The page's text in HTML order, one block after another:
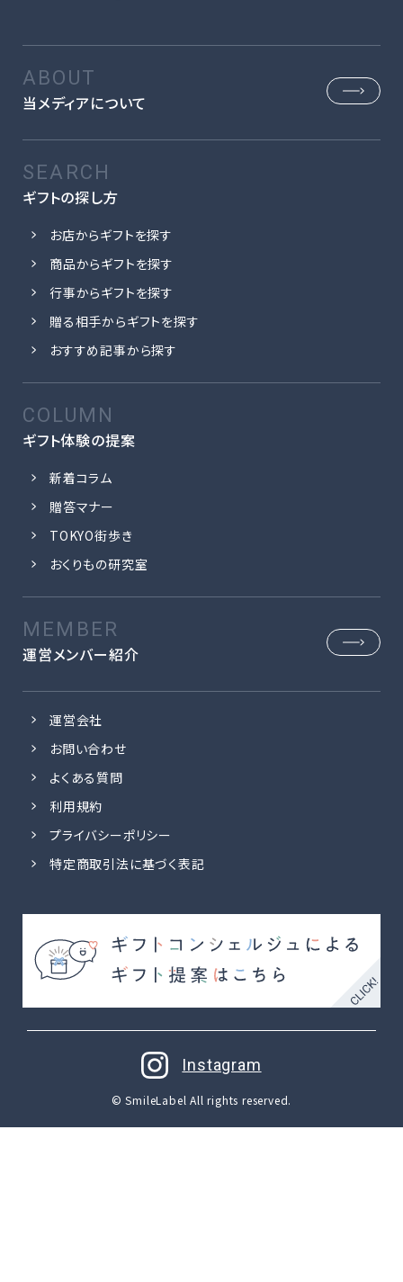
当メディアについて
ギフトの探し方
お店からギフトを探す
商品からギフトを探す
行事からギフトを探す
贈る相手からギフトを探す
おすすめ記事から探す
ギフト体験の提案
新着コラム
贈答マナー
TOKYO街歩き
おくりもの研究室
運営メンバー紹介
運営会社
お問い合わせ
よくある質問
利用規約
プライバシーポリシー
特定商取引法に基づく表記
© SmileLabel All rights reserved.
Instagram